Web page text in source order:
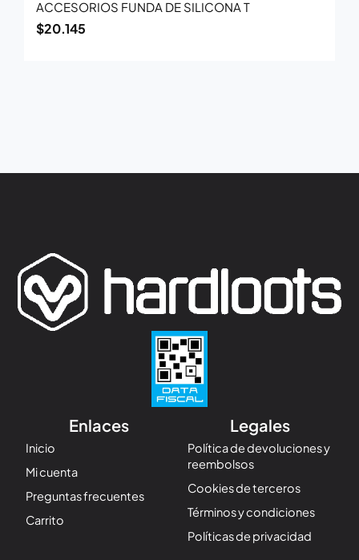
ACCESORIOS FUNDA DE SILICONA T
$20.145
Enlaces
Inicio
Mi cuenta
Preguntas frecuentes
Carrito
Legales
Política de devoluciones y
reembolsos
Cookies de terceros
Términos y condiciones
Políticas de privacidad